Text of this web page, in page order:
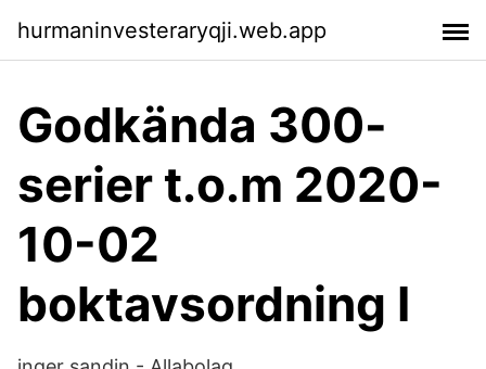
hurmaninvesteraryqji.web.app
Godkända 300-
serier t.o.m 2020-
10-02
boktavsordning I